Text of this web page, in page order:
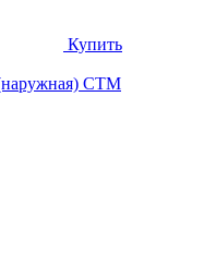
Купить
CTM